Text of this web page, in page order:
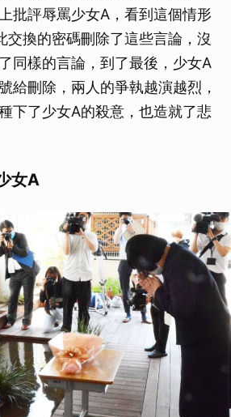
批評辱罵少女A，看到這個情形
交換的密碼刪除了這些言論，沒
同樣的言論，到了最後，少女A
給刪除，兩人的爭執越演越烈，
下了少女A的殺意，也造就了悲
女A